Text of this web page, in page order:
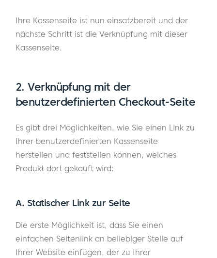
Ihre Kassenseite ist nun einsatzbereit und der
nächste Schritt ist die Verknüpfung mit dieser
Kassenseite.
2. Verknüpfung mit der
benutzerdefinierten Checkout-Seite
Es gibt drei Möglichkeiten, wie Sie einen Link zu
Ihrer benutzerdefinierten Kassenseite
herstellen und feststellen können, welches
Produkt dort gekauft wird:
A. Statischer Link zur Seite
Die erste Möglichkeit ist, dass Sie einen
einfachen Seitenlink an beliebiger Stelle auf
Ihrer Website einfügen, der zu Ihrer